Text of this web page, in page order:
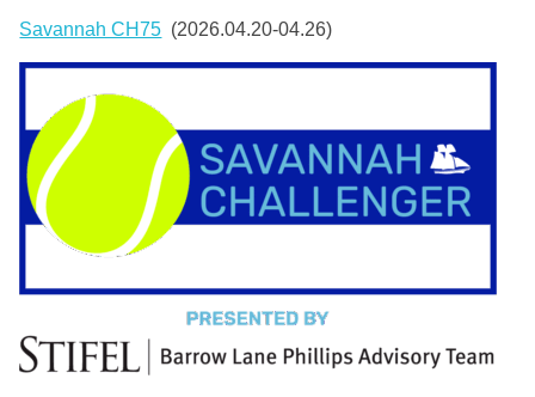
Savannah CH75 (2026.04.20-04.26)